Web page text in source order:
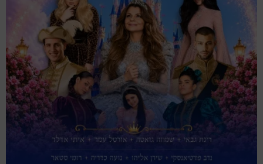
קונצרטים
הרצאות
סרטים
חופשה והופעה